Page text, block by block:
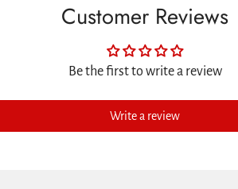
Customer Reviews
Be the first to write a review
Write a review